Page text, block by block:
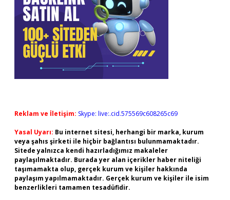
Reklam ve İletişim: Skype: live:.cid.575569c608265c69
Yasal Uyarı: Bu internet sitesi, herhangi bir marka, kurum
veya şahıs şirketi ile hiçbir bağlantısı bulunmamaktadır.
Sitede yalnızca kendi hazırladığımız makaleler
paylaşılmaktadır. Burada yer alan içerikler haber niteliği
taşımamakta olup, gerçek kurum ve kişiler hakkında
paylaşım yapılmamaktadır. Gerçek kurum ve kişiler ile isim
benzerlikleri tamamen tesadüfidir.